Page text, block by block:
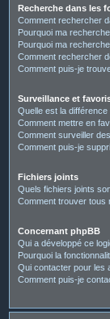
Recherche dans les
Comment rechercher
Pourquoi ma
Pourquoi ma
Comment rechercher
Comment puis-je
Surveillance et
Quelle est la
Comment mettre en
Comment surveiller
Comment puis-je
Fichiers joints
Quels fichiers joints
Comment trouver tous
Concernant phpBB
Qui a développé ce
Pourquoi la
Qui contacter pour les
Comment puis-je